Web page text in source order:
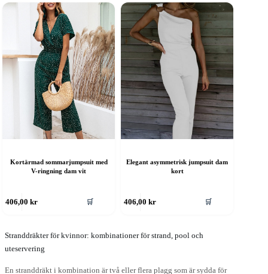
har
varianter.
De
olika
alternativen
kan
väljas
på
produktsidan
Kortärmad sommarjumpsuit med
V-ringning dam vit
406,00kr 🛒
Elegant asymmetrisk jumpsuit dam
kort
406,00kr 🛒
Stranddräkter för kvinnor: kombinationer för strand, pool och
uteservering
En stranddräkt i kombination är två eller flera plagg som är sydda för